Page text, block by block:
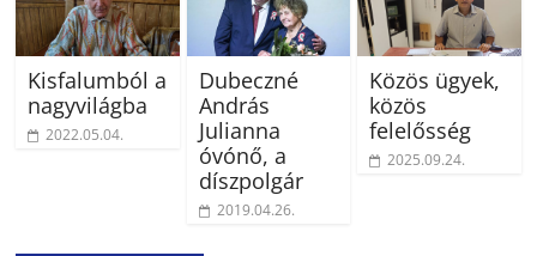
Kisfalumból a
nagyvilágba
2022.05.04.
Dubeczné
András
Julianna
óvónő, a
díszpolgár
2019.04.26.
Közös ügyek,
közös
felelősség
2025.09.24.